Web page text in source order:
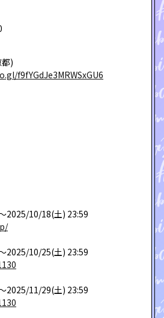
)
f9fYGdJe3MRWSxGU6
2025/10/18(土) 23:59
2025/10/25(土) 23:59
2025/11/29(土) 23:59